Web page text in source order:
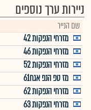
ניירות ערך נוספים
שם הנייר
מזרחי הנפקות 42
מזרחי הנפקות 46
מזרחי הנפקות 52
מז טפ הנפ אגח61
מזרחי הנפקות 62
מזרחי הנפקות 63